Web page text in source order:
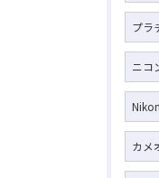
プラ
ニコ
Nikon
カメ